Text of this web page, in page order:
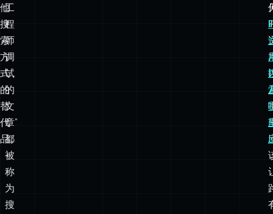
索
也
不
是
其
他
搜
索
方
式
的
替
代
找
关
于
新
手
工
程
师
调
试
的
文
章”